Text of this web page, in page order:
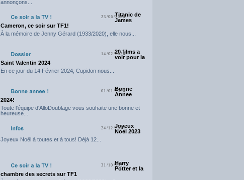
annonçons...
23/06/2024Titanic de
James
Cameron, ce soir sur TF1!
À la mémoire de Jenny Gérard (1933/2020), elle nous...
14/02/202420 films a
voir pour la
Saint Valentin 2024
En ce jour du 14 Février 2024, Cupidon nous...
01/01/2024
Bonne
Annee
2024!
Toute l'équipe d'AlloDoublage vous souhaite une bonne et
heureuse...
24/12/2023
Joyeux
Noel 2023
Joyeux Noël à toutes et à tous! Déjà 12...
31/10/2023
Harry
Potter et la
chambre des secrets sur TF1